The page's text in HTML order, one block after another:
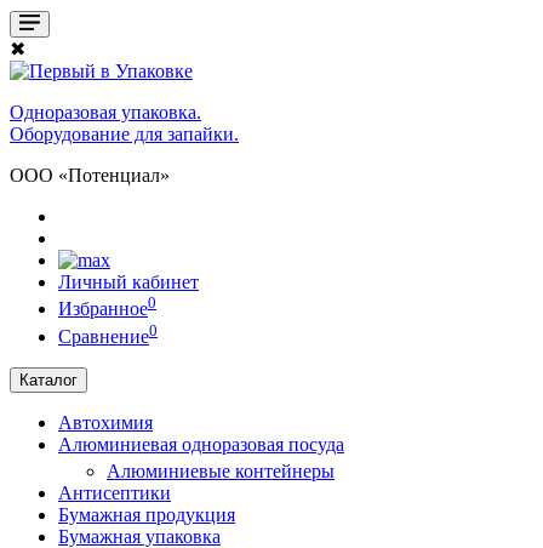
✖
Одноразовая упаковка.
Оборудование для запайки.
ООО «Потенциал»
Личный кабинет
Избранное0
Сравнение0
Каталог
Автохимия
Алюминиевая одноразовая посуда
Алюминиевые контейнеры
Антисептики
Бумажная продукция
Бумажная упаковка